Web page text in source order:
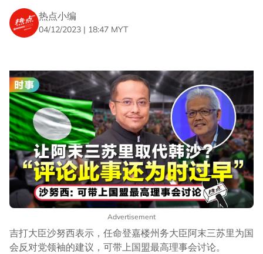
热点小编
04/12/2023 | 18:47 MYT
Advertisement
吉打大臣沙努西表示，任命登嘉楼州务大臣阿末三苏里为国
会反对党领袖的建议，可带上国盟最高理事会讨论。